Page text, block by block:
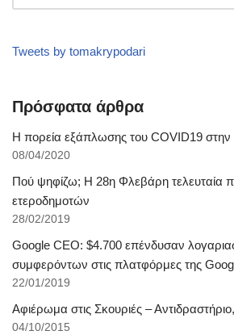
Tweets by tomakrypodari
Πρόσφατα άρθρα
Η πορεία εξάπλωσης του COVID19
08/04/2020
Πού ψηφίζω; Η 28η Φλεβάρη τελευταία
ετεροδημοτών
28/02/2019
Google CEO: $4.700 επένδυσαν
συμφερόντων στις πλατφόρμες της
22/01/2019
Αφιέρωμα στις Σκουριές –
04/10/2015